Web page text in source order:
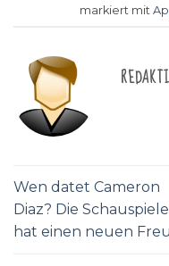
markiert mit
Wen datet Cameron
Diaz? Die
hat einen neuen